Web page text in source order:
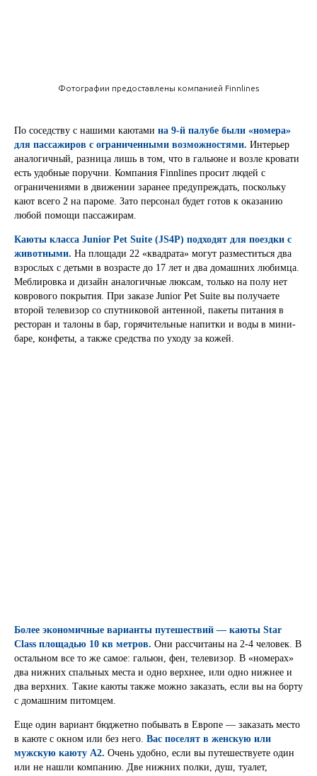
Фотографии предоставлены компанией Finnlines
По соседству с нашими каютами на 9-й палубе были «номера»
для пассажиров с ограниченными возможностями. Интерьер
аналогичный, разница лишь в том, что в гальюне и возле кровати
есть удобные поручни. Компания Finnlines просит людей с
ограничениями в движении заранее предупреждать, поскольку
кают всего 2 на пароме. Зато персонал будет готов к оказанию
любой помощи пассажирам.
Каюты класса Junior Pet Suite (JS4P) подходят для поездки с
животными. На площади 22 «квадрата» могут разместиться два
взрослых с детьми в возрасте до 17 лет и два домашних любимца.
Меблировка и дизайн аналогичные люксам, только на полу нет
коврового покрытия. При заказе Junior Pet Suite вы получаете
второй телевизор со спутниковой антенной, пакеты питания в
ресторан и талоны в бар, горячительные напитки и воды в мини-
баре, конфеты, а также средства по уходу за кожей.
Более экономичные варианты путешествий — каюты Star
Class площадью 10 кв метров. Они рассчитаны на 2-4 человек. В
остальном все то же самое: гальюн, фен, телевизор. В «номерах»
два нижних спальных места и одно верхнее, или одно нижнее и
два верхних. Такие каюты также можно заказать, если вы на борту
с домашним питомцем.
Еще один вариант бюджетно побывать в Европе — заказать место
в каюте с окном или без него. Вас поселят в женскую или
мужскую каюту А2. Очень удобно, если вы путешествуете один
или не нашли компанию. Две нижних полки, душ, туалет,